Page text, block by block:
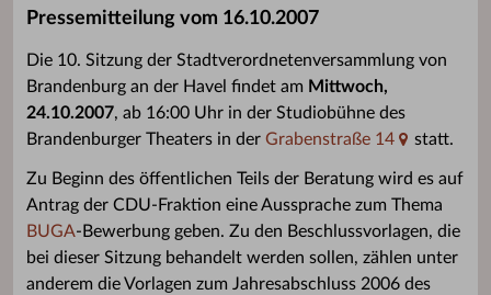
Pressemitteilung vom 16.10.2007
Die 10. Sitzung der Stadtverordnetenversammlung von
Brandenburg an der Havel findet am Mittwoch,
24.10.2007, ab 16:00 Uhr in der Studiobühne des
Brandenburger Theaters in der Grabenstraße 14 statt.
Zu Beginn des öffentlichen Teils der Beratung wird es auf
Antrag der CDU-Fraktion eine Aussprache zum Thema
BUGA-Bewerbung geben. Zu den Beschlussvorlagen, die
bei dieser Sitzung behandelt werden sollen, zählen unter
anderem die Vorlagen zum Jahresabschluss 2006 des